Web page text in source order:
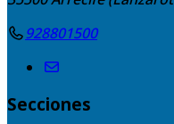
928801500
Secciones